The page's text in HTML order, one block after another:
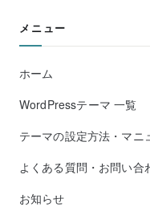
メニュー
ホーム
WordPressテーマ 一覧
テーマの設定方法・マニ
よくある質問・お問い合
お知らせ